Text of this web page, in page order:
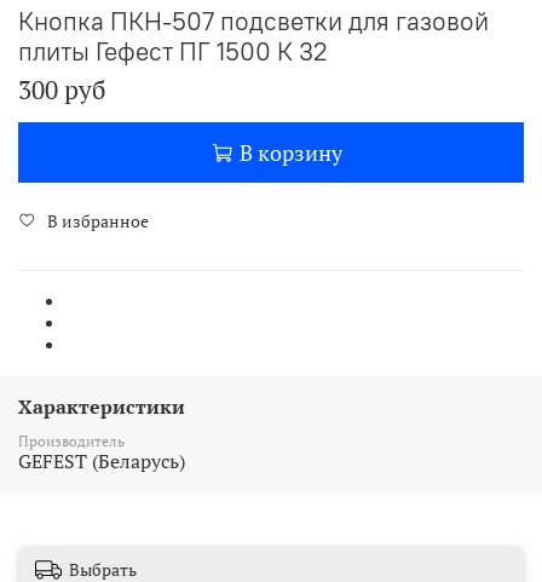
Кнопка ПКН-507 подсветки для газовой
плиты Гефест ПГ 1500 К 32
300 руб
В корзину
В избранное
Характеристики
Производитель
GEFEST (Беларусь)
Выбрать